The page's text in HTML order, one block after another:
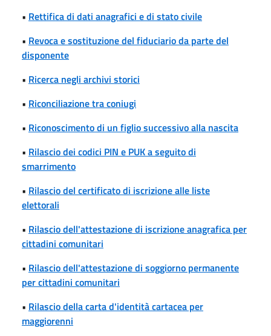
• Rettifica di dati anagrafici e di stato civile
• Revoca e sostituzione del fiduciario da parte del
disponente
• Ricerca negli archivi storici
• Riconciliazione tra coniugi
• Riconoscimento di un figlio successivo alla nascita
• Rilascio dei codici PIN e PUK a seguito di
smarrimento
• Rilascio del certificato di iscrizione alle liste
elettorali
• Rilascio dell'attestazione di iscrizione anagrafica per
cittadini comunitari
• Rilascio dell'attestazione di soggiorno permanente
per cittadini comunitari
• Rilascio della carta d'identità cartacea per
maggiorenni